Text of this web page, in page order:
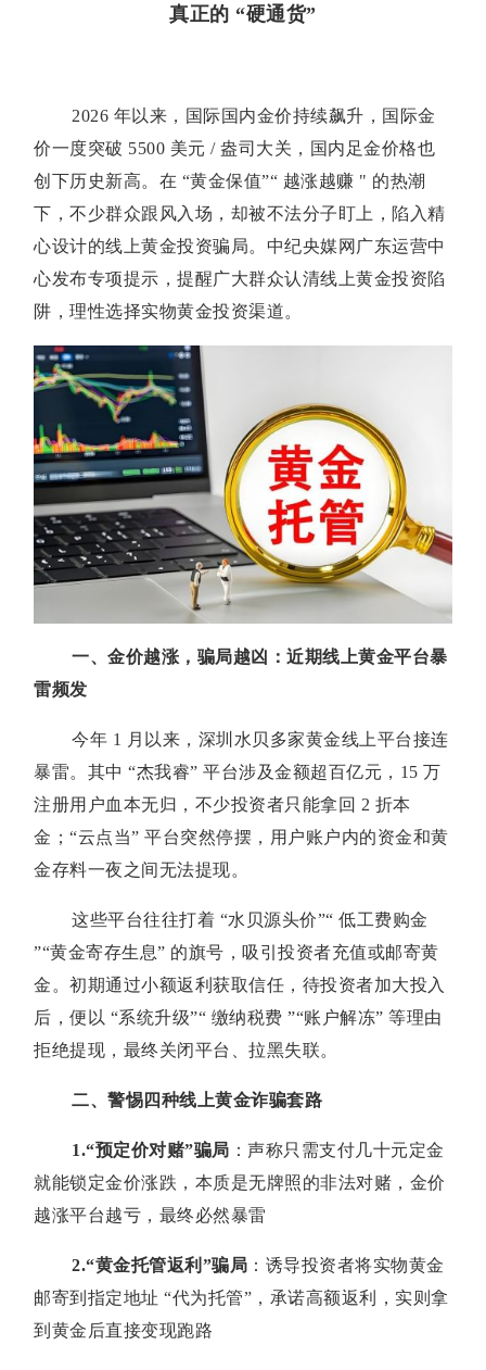
真正的 “硬通货”
2026 年以来，国际国内金价持续飙升，国际金
价一度突破 5500 美元 / 盎司大关，国内足金价格也
创下历史新高。在 “黄金保值”“ 越涨越赚 " 的热潮
下，不少群众跟风入场，却被不法分子盯上，陷入精
心设计的线上黄金投资骗局。中纪央媒网广东运营中
心发布专项提示，提醒广大群众认清线上黄金投资陷
阱，理性选择实物黄金投资渠道。
一、金价越涨，骗局越凶：近期线上黄金平台暴
雷频发
今年 1 月以来，深圳水贝多家黄金线上平台接连
暴雷。其中 “杰我睿” 平台涉及金额超百亿元，15 万
注册用户血本无归，不少投资者只能拿回 2 折本
金；“云点当” 平台突然停摆，用户账户内的资金和黄
金存料一夜之间无法提现。
这些平台往往打着 “水贝源头价”“ 低工费购金
”“黄金寄存生息” 的旗号，吸引投资者充值或邮寄黄
金。初期通过小额返利获取信任，待投资者加大投入
后，便以 “系统升级”“ 缴纳税费 ”“账户解冻” 等理由
拒绝提现，最终关闭平台、拉黑失联。
二、警惕四种线上黄金诈骗套路
1.“预定价对赌”骗局 ：声称只需支付几十元定金
就能锁定金价涨跌，本质是无牌照的非法对赌，金价
越涨平台越亏，最终必然暴雷
2.“黄金托管返利 ”骗局 ：诱导投资者将实物黄金
邮寄到指定地址 “代为托管”，承诺高额返利，实则拿
到黄金后直接变现跑路